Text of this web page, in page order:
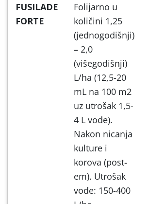
FUSILADE
FORTE
Folijarno u
količini 1,25
(jednogodišnji)
– 2,0
(višegodišnji)
L/ha (12,5-20
mL na 100 m2
uz utrošak 1,5-
4 L vode).
Nakon nicanja
kulture i
korova (post-
em). Utrošak
vode: 150-400